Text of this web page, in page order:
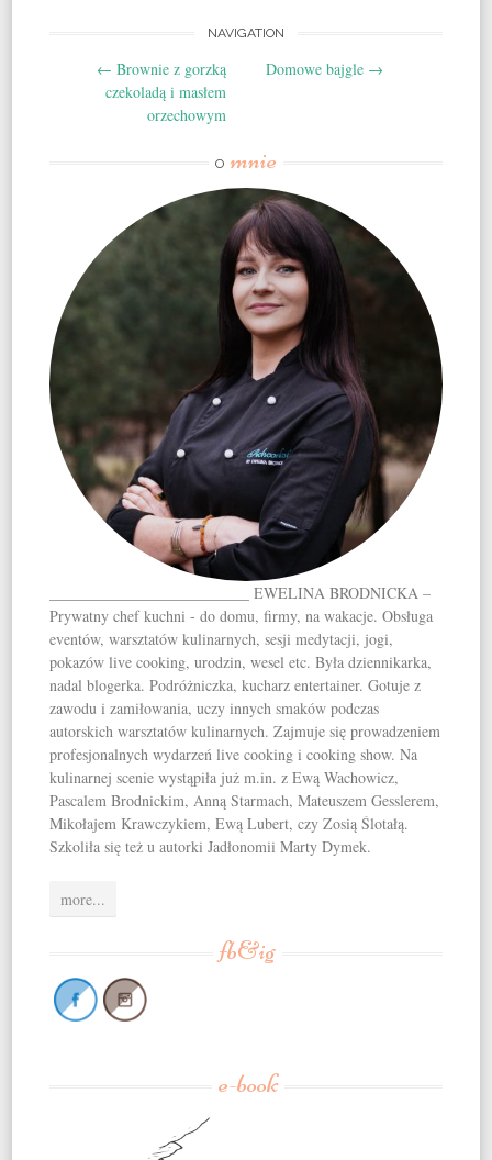
Post navigation
NAVIGATION
← Brownie z gorzką
czekoladą i masłem
orzechowym
Domowe bajgle →
O mnie
__________________________ EWELINA BRODNICKA –
Prywatny chef kuchni - do domu, firmy, na wakacje. Obsługa
eventów, warsztatów kulinarnych, sesji medytacji, jogi,
pokazów live cooking, urodzin, wesel etc. Była dziennikarka,
nadal blogerka. Podróżniczka, kucharz entertainer. Gotuje z
zawodu i zamiłowania, uczy innych smaków podczas
autorskich warsztatów kulinarnych. Zajmuje się prowadzeniem
profesjonalnych wydarzeń live cooking i cooking show. Na
kulinarnej scenie wystąpiła już m.in. z Ewą Wachowicz,
Pascalem Brodnickim, Anną Starmach, Mateuszem Gesslerem,
Mikołajem Krawczykiem, Ewą Lubert, czy Zosią Ślotałą.
Szkoliła się też u autorki Jadłonomii Marty Dymek.
more...
fb&ig
e-book